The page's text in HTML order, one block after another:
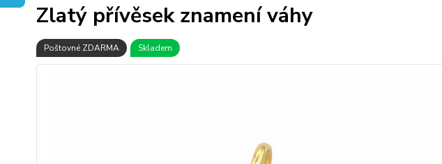
Zlatý přívěsek znamení váhy
Poštovné ZDARMA Skladem